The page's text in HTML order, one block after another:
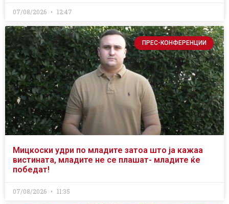
07/08/2026 12:47
ПРЕС-КОНФЕРЕНЦИИ
Мицкоски удри по младите затоа што ја кажаа
вистината, младите не се плашат- младите ќе
победат!
07/08/2026 11:35